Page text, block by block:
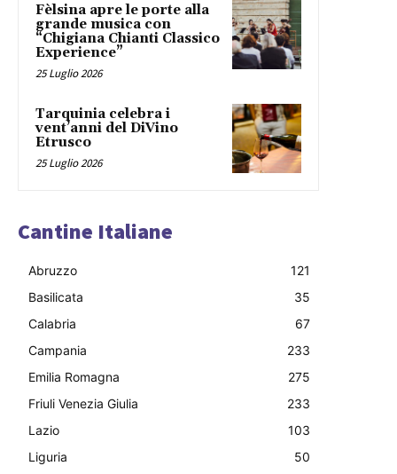
Fèlsina apre le porte alla
grande musica con
“Chigiana Chianti Classico
Experience”
25 Luglio 2026
Tarquinia celebra i
vent’anni del DiVino
Etrusco
25 Luglio 2026
Cantine Italiane
Abruzzo
121
Basilicata
35
Calabria
67
Campania
233
Emilia Romagna
275
Friuli Venezia Giulia
233
Lazio
103
Liguria
50